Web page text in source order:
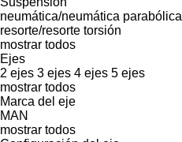
neumática/neumática parabólica
resorte/resorte torsión
mostrar todos
Ejes
2 ejes 3 ejes 4 ejes 5 ejes
mostrar todos
Marca del eje
MAN
mostrar todos